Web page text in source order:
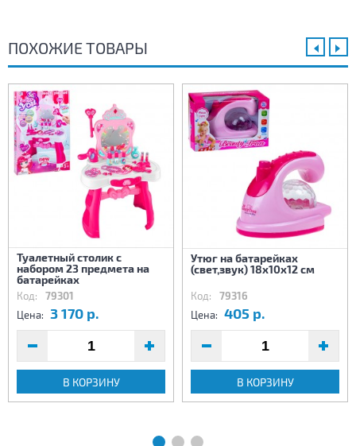
ПОХОЖИЕ ТОВАРЫ
Туалетный столик с
набором 23 предмета на
батарейках
Код: 79301
Цена: 3 170 р.
В КОРЗИНУ
Утюг на батарейках
(свет,звук) 18х10х12 см
Код: 79316
Цена: 405 р.
В КОРЗИНУ